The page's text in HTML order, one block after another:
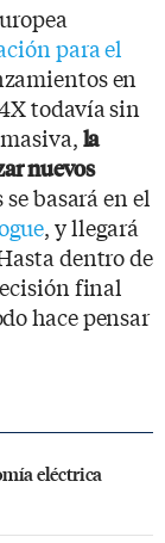
para el
en
todavía sin
la
nuevos
basará en el
, y llegará
dentro de
final
hace pensar
eléctrica